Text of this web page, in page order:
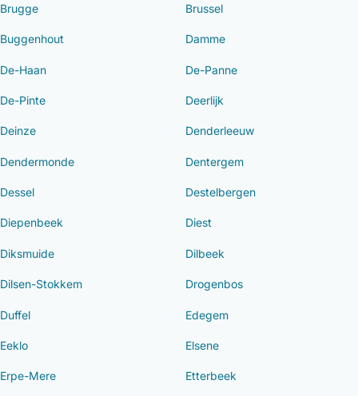
Brugge Brussel
Buggenhout Damme
De-Haan De-Panne
De-Pinte Deerlijk
Deinze Denderleeuw
Dendermonde Dentergem
Dessel Destelbergen
Diepenbeek Diest
Diksmuide Dilbeek
Dilsen-Stokkem Drogenbos
Duffel Edegem
Eeklo Elsene
Erpe-Mere Etterbeek